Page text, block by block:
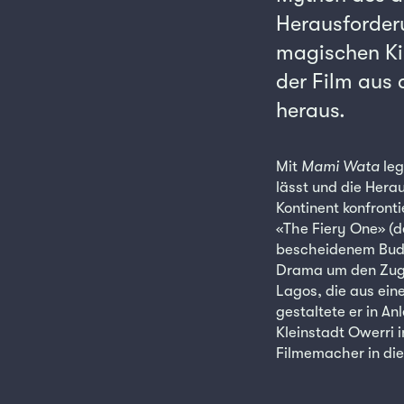
magischen
der Film aus
heraus.
Mit Mami Wata
lässt und die
Kontinent
«The Fiery One»
bescheidenem
Drama um den
Lagos, die aus
gestaltete er in
Kleinstadt Owerri
Filmemacher in